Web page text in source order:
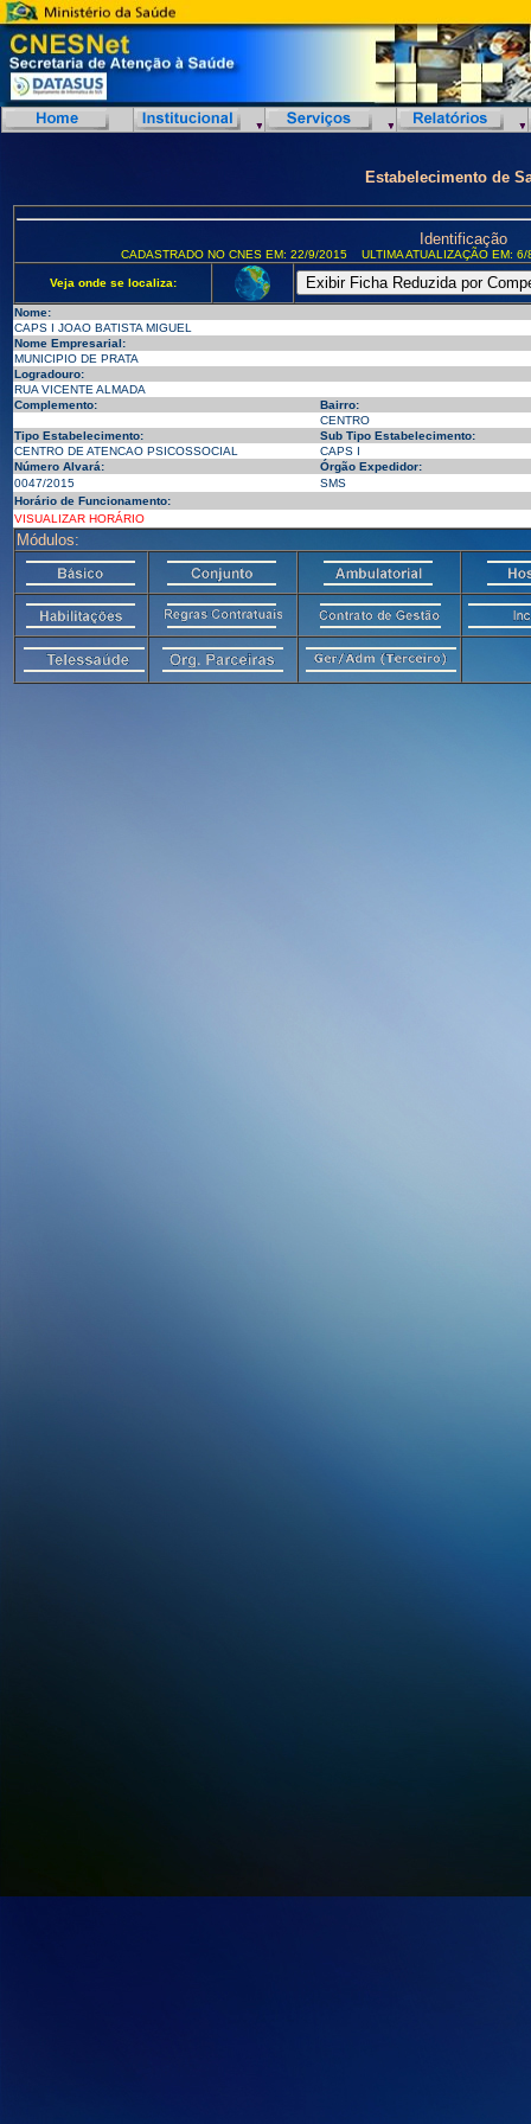
Estabelecimento de
Identificação
CADASTRADO NO CNES EM: 22/9/2015 ULTIMA ATUALIZAÇÃO EM:
Veja onde se localiza:
Nome:
CAPS I JOAO BATISTA MIGUEL
Nome Empresarial:
MUNICIPIO DE PRATA
Logradouro:
RUA VICENTE ALMADA
Complemento:
Bairro:
CENTRO
Tipo Estabelecimento:
Sub Tipo Estabelecimento:
CENTRO DE ATENCAO PSICOSSOCIAL
CAPS I
Número Alvará:
Órgão Expedidor:
0047/2015
SMS
Horário de Funcionamento:
VISUALIZAR HORÁRIO
Módulos: